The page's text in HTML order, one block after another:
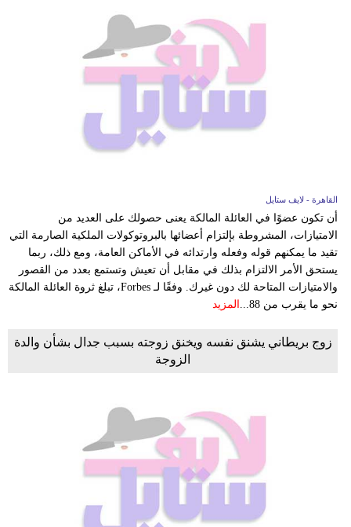
القاهرة - لايف ستايل
أن تكون عضوًا في العائلة المالكة يعنى حصولك على العديد من
الامتيازات، المشروطة بإلتزام أعضائها بالبروتوكولات الملكية الصارمة التي
تقيد ما يمكنهم قوله وفعله وارتدائه في الأماكن العامة، ومع ذلك، ربما
يستحق الأمر الالتزام بذلك في مقابل أن تعيش وتستمع بعدد من القصور
والامتيازات المتاحة لك دون غيرك. وفقًا لـ Forbes، تبلغ ثروة العائلة المالكة
نحو ما يقرب من 88...
المزيد
زوج بريطاني يشنق نفسه ويخنق زوجته بسبب جدال بشأن والدة
الزوجة